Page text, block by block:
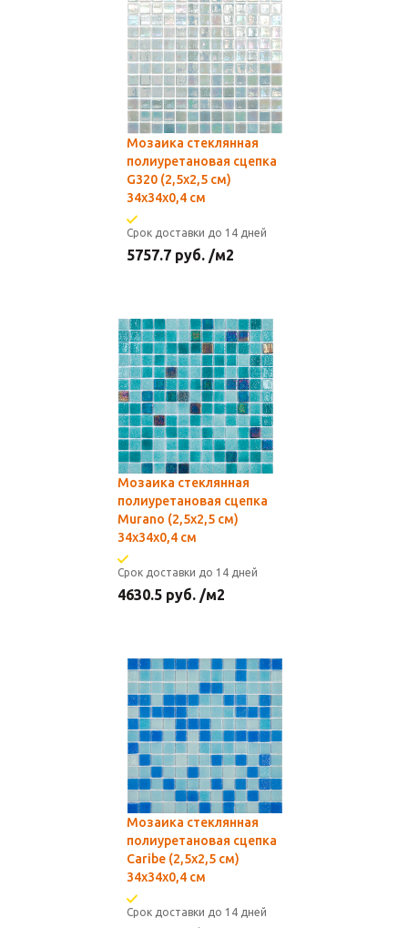
Мозаика стеклянная
полиуретановая сцепка
G320 (2,5х2,5 см)
34х34x0,4 см
Срок доставки до 14 дней
5757.7 руб. /м2
Мозаика стеклянная
полиуретановая сцепка
Murano (2,5х2,5 см)
34х34x0,4 см
Срок доставки до 14 дней
4630.5 руб. /м2
Мозаика стеклянная
полиуретановая сцепка
Caribe (2,5х2,5 см)
34х34x0,4 см
Срок доставки до 14 дней